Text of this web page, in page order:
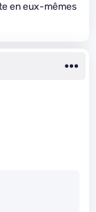
en eux-mêmes